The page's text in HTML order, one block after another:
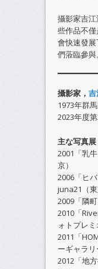
攝影家吉
些作品不
會快速發
們蒞臨參與。
攝影家， 吉
1973年群
2023年度
主な写真
2001「乳
京）
2006「ヒ
juna21（東
2009「隣
2010「
ォトプレミ
2011「
ーギャラリ
2012「地